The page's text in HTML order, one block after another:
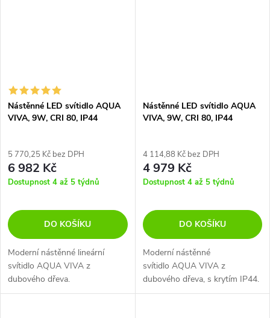
Nástěnné LED svítidlo AQUA
VIVA, 9W, CRI 80, IP44
5 770,25 Kč bez DPH
6 982 Kč
Dostupnost 4 až 5 týdnů
DO KOŠÍKU
Moderní nástěnné lineární
svítidlo AQUA VIVA z
dubového dřeva.
Nástěnné LED svítidlo AQUA
VIVA, 9W, CRI 80, IP44
4 114,88 Kč bez DPH
4 979 Kč
Dostupnost 4 až 5 týdnů
DO KOŠÍKU
Moderní nástěnné
svítidlo AQUA VIVA z
dubového dřeva, s krytím IP44.